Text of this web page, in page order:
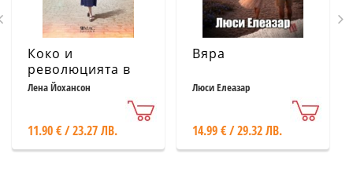
Коко и
революцията в
модата
Лена Йохансон
11.90 € / 23.27 ЛВ.
Вяра
Люси Елеазар
14.99 € / 29.32 ЛВ.